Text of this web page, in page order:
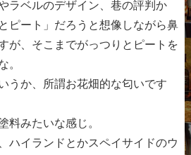
ラベルのデザイン、巷の評判か
ピート」だろうと想像しながら鼻
が、そこまでがっつりとピートを
。
うか、所謂お花畑的な匂いです
料みたいな感じ。
ハイランドとかスペイサイドのウ